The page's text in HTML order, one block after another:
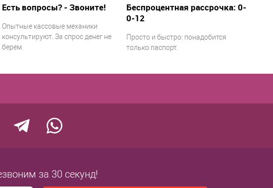
Есть вопросы? - Звоните!
Опытные кассовые механики
консультируют. За спрос денег не
берем.
Беспроцентная рассрочка: 0-
0-12
Просто и быстро: понадобится
только паспорт.
за 30 секунд!